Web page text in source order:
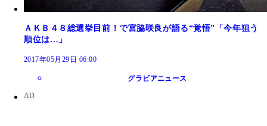
ＡＫＢ４８総選挙目前！で宮脇咲良が語る“覚悟”「今年狙う
順位は…」
2017年05月29日 06:00
グラビアニュース